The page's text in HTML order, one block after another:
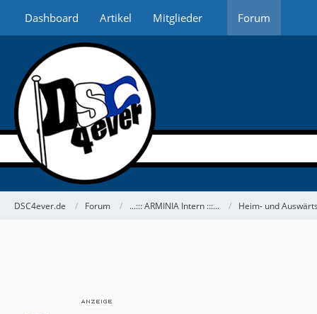
Dashboard Artikel Mitglieder Forum
DSC4ever.de Forum ...::: ARMINIA Intern :::... Heim- und